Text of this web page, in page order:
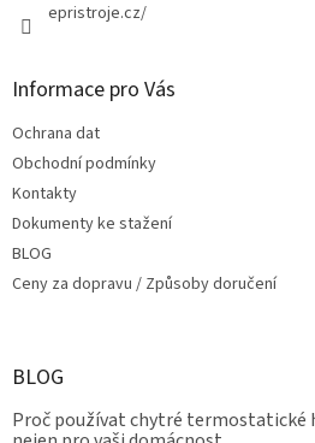
epristroje.cz/
Informace pro Vás
Ochrana dat
Obchodní podmínky
Kontakty
Dokumenty ke stažení
BLOG
Ceny za dopravu / Způsoby doručení
BLOG
Proč používat chytré termostatické